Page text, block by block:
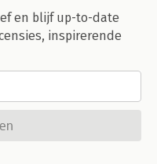
en blijf up-to-date
inspirerende